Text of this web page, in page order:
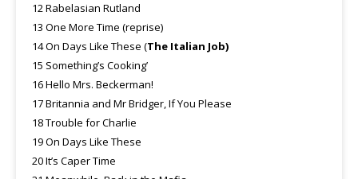
12 Rabelasian Rutland
13 One More Time (reprise)
14 On Days Like These (The Italian Job)
15 Something’s Cooking’
16 Hello Mrs. Beckerman!
17 Britannia and Mr Bridger, If You Please
18 Trouble for Charlie
19 On Days Like These
20 It’s Caper Time